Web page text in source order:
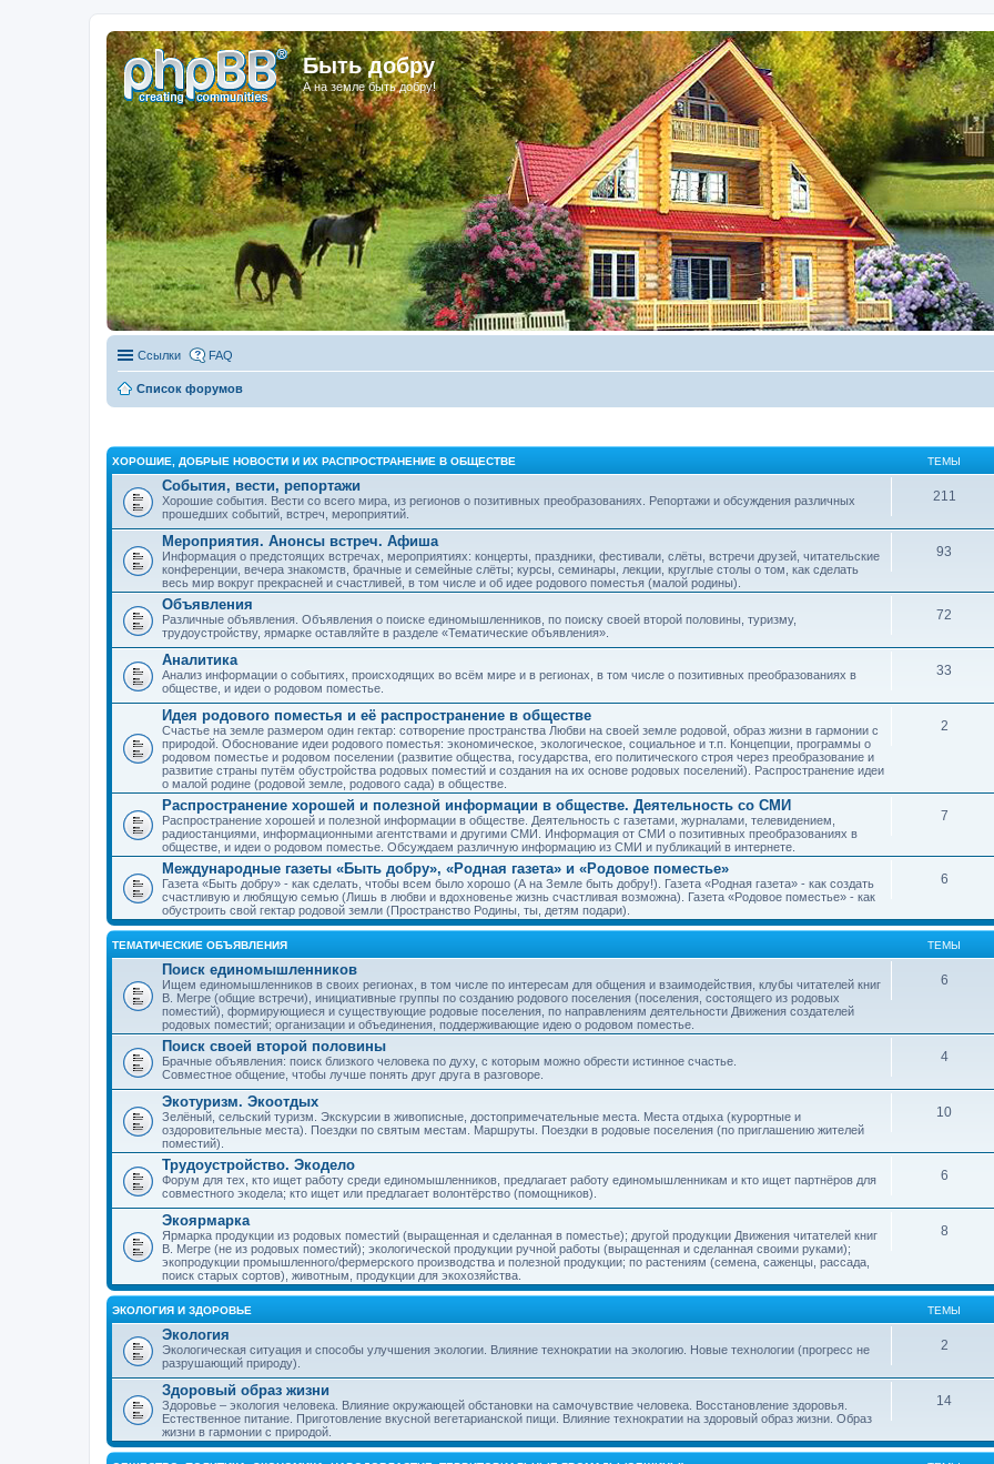
Быть добру
А на земле быть добру!
Ссылки FAQ
Список форумов
ХОРОШИЕ, ДОБРЫЕ НОВОСТИ И ИХ РАСПРОСТРАНЕНИЕ В ОБЩЕСТВЕ ТЕМЫ
События, вести, репортажи
Хорошие события. Вести со всего мира, из регионов о позитивных преобразованиях. Репортажи и обсуждения различных
прошедших событий, встреч, мероприятий.
211
Мероприятия. Анонсы встреч. Афиша
Информация о предстоящих встречах, мероприятиях: концерты, праздники, фестивали, слёты, встречи друзей, читательские
конференции, вечера знакомств, брачные и семейные слёты; курсы, семинары, лекции, круглые столы о том, как сделать
весь мир вокруг прекрасней и счастливей, в том числе и об идее родового поместья (малой родины).
93
Объявления
Различные объявления. Объявления о поиске единомышленников, по поиску своей второй половины, туризму,
трудоустройству, ярмарке оставляйте в разделе «Тематические объявления».
72
Аналитика
Анализ информации о событиях, происходящих во всём мире и в регионах, в том числе о позитивных преобразованиях в
обществе, и идеи о родовом поместье.
33
Идея родового поместья и её распространение в обществе
Счастье на земле размером один гектар: сотворение пространства Любви на своей земле родовой, образ жизни в гармонии с
природой. Обоснование идеи родового поместья: экономическое, экологическое, социальное и т.п. Концепции, программы о
родовом поместье и родовом поселении (развитие общества, государства, его политического строя через преобразование и
развитие страны путём обустройства родовых поместий и создания на их основе родовых поселений). Распространение идеи
о малой родине (родовой земле, родового сада) в обществе.
2
Распространение хорошей и полезной информации в обществе. Деятельность со СМИ
Распространение хорошей и полезной информации в обществе. Деятельность с газетами, журналами, телевидением,
радиостанциями, информационными агентствами и другими СМИ. Информация от СМИ о позитивных преобразованиях в
обществе, и идеи о родовом поместье. Обсуждаем различную информацию из СМИ и публикаций в интернете.
7
Международные газеты «Быть добру», «Родная газета» и «Родовое поместье»
Газета «Быть добру» - как сделать, чтобы всем было хорошо (А на Земле быть добру!). Газета «Родная газета» - как создать
счастливую и любящую семью (Лишь в любви и вдохновенье жизнь счастливая возможна). Газета «Родовое поместье» - как
обустроить свой гектар родовой земли (Пространство Родины, ты, детям подари).
6
ТЕМАТИЧЕСКИЕ ОБЪЯВЛЕНИЯ ТЕМЫ
Поиск единомышленников
Ищем единомышленников в своих регионах, в том числе по интересам для общения и взаимодействия, клубы читателей книг
В. Мегре (общие встречи), инициативные группы по созданию родового поселения (поселения, состоящего из родовых
поместий), формирующиеся и существующие родовые поселения, по направлениям деятельности Движения создателей
родовых поместий; организации и объединения, поддерживающие идею о родовом поместье.
6
Поиск своей второй половины
Брачные объявления: поиск близкого человека по духу, с которым можно обрести истинное счастье.
Совместное общение, чтобы лучше понять друг друга в разговоре.
4
Экотуризм. Экоотдых
Зелёный, сельский туризм. Экскурсии в живописные, достопримечательные места. Места отдыха (курортные и
оздоровительные места). Поездки по святым местам. Маршруты. Поездки в родовые поселения (по приглашению жителей
поместий).
10
Трудоустройство. Экодело
Форум для тех, кто ищет работу среди единомышленников, предлагает работу единомышленникам и кто ищет партнёров для
совместного экодела; кто ищет или предлагает волонтёрство (помощников).
6
Экоярмарка
Ярмарка продукции из родовых поместий (выращенная и сделанная в поместье); другой продукции Движения читателей книг
В. Мегре (не из родовых поместий); экологической продукции ручной работы (выращенная и сделанная своими руками);
экопродукции промышленного/фермерского производства и полезной продукции; по растениям (семена, саженцы, рассада,
поиск старых сортов), животным, продукции для экохозяйства.
8
ЭКОЛОГИЯ И ЗДОРОВЬЕ ТЕМЫ
Экология
Экологическая ситуация и способы улучшения экологии. Влияние технократии на экологию. Новые технологии (прогресс не
разрушающий природу).
2
Здоровый образ жизни
Здоровье – экология человека. Влияние окружающей обстановки на самочувствие человека. Восстановление здоровья.
Естественное питание. Приготовление вкусной вегетарианской пищи. Влияние технократии на здоровый образ жизни. Образ
жизни в гармонии с природой.
14